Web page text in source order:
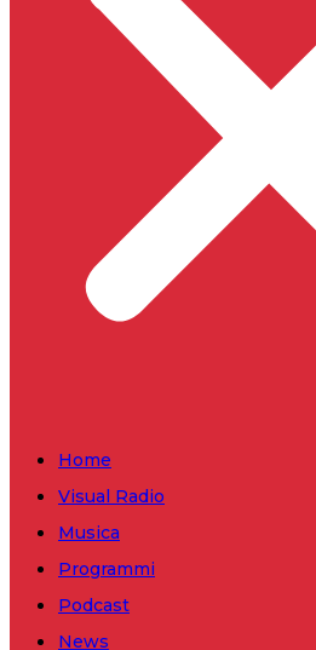
Home
Visual Radio
Musica
Programmi
Podcast
News